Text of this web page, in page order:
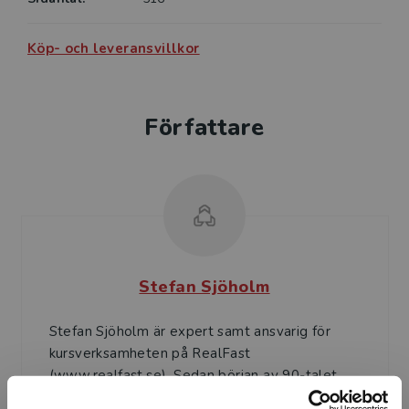
Köp- och leveransvillkor
Författare
Stefan Sjöholm
Stefan Sjöholm är expert samt ansvarig för
kursverksamheten på RealFast
(www.realfast.se). Sedan början av 90-talet